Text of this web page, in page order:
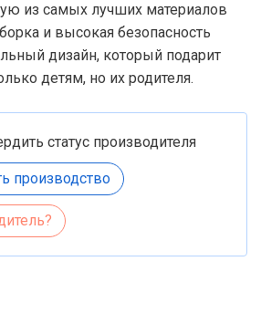
из самых лучших материалов
и высокая безопасность
дизайн, который подарит
детям, но их родителя.
статус производителя
производство